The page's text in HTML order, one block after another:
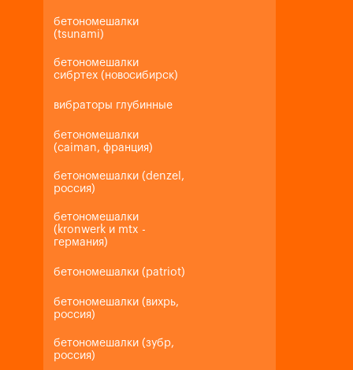
бетономешалки
(tsunami)
бетономешалки
сибртех (новосибирск)
вибраторы глубинные
бетономешалки
(caiman, франция)
бетономешалки (denzel,
россия)
бетономешалки
(kronwerk и mtx -
германия)
бетономешалки (patriot)
бетономешалки (вихрь,
россия)
бетономешалки (зубр,
россия)